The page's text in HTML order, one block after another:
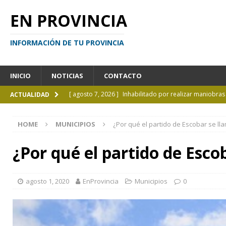
EN PROVINCIA
INFORMACIÓN DE TU PROVINCIA
INICIO NOTICIAS CONTACTO
ACTUALIDAD [ agosto 7, 2026 ] Inhabilitado por realizar
[ agosto 7, 2026 ]
Borges sobre Almafuerte en la
[ agosto 6, 2026 ]
Calendario de eventos turísticos
[ agosto 9, 2026 ]
HOME MUNICIPIOS ¿Por qué el partido de Escobar se
¿Por qué el partido de
agosto 1, 2020 EnProvincia Municipios 0